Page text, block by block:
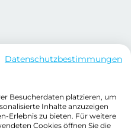
Datenschutzbestimmungen
Besucherdaten platzieren, um
Inhalte anzuzeigen
Erlebnis zu bieten. Für weitere
Cookies öffnen Sie die